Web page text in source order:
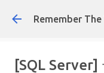
スキップし
Remember
[SQL